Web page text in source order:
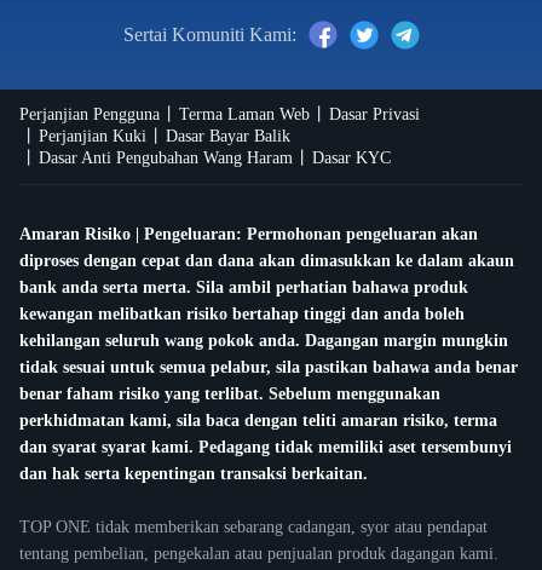
Sertai Komuniti Kami:
Perjanjian Pengguna Terma Laman Web
Dasar Privasi
Perjanjian Kuki
Dasar Bayar Balik
Dasar Anti Pengubahan Wang Haram
Dasar KYC
Amaran Risiko | Pengeluaran: Permohonan pengeluaran akan
diproses dengan cepat dan dana akan dimasukkan ke dalam akaun
bank anda serta merta. Sila ambil perhatian bahawa produk
kewangan melibatkan risiko bertahap tinggi dan anda boleh
kehilangan seluruh wang pokok anda. Dagangan margin mungkin
tidak sesuai untuk semua pelabur, sila pastikan bahawa anda benar
benar faham risiko yang terlibat. Sebelum menggunakan
perkhidmatan kami, sila baca dengan teliti amaran risiko, terma
dan syarat syarat kami. Pedagang tidak memiliki aset tersembunyi
dan hak serta kepentingan transaksi berkaitan.
TOP ONE tidak memberikan sebarang cadangan, syor atau pendapat
tentang pembelian, pengekalan atau penjualan produk dagangan kami.